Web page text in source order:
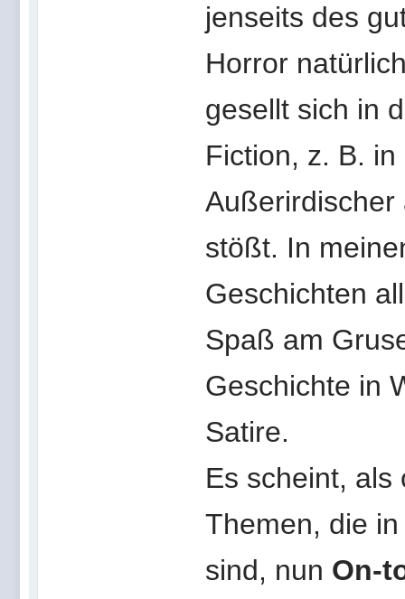
jenseits des
Horror
gesellt sich in
Fiction, z. B.
Außerirdischer
stößt. In
Geschichten
Spaß am
Geschichte in
Satire.
Es scheint, als
Themen, die
sind, nun On-